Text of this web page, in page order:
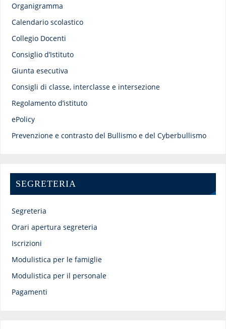
Organigramma
Calendario scolastico
Collegio Docenti
Consiglio d’Istituto
Giunta esecutiva
Consigli di classe, interclasse e intersezione
Regolamento d’istituto
ePolicy
Prevenzione e contrasto del Bullismo e del Cyberbullismo
SEGRETERIA
Segreteria
Orari apertura segreteria
Iscrizioni
Modulistica per le famiglie
Modulistica per il personale
Pagamenti